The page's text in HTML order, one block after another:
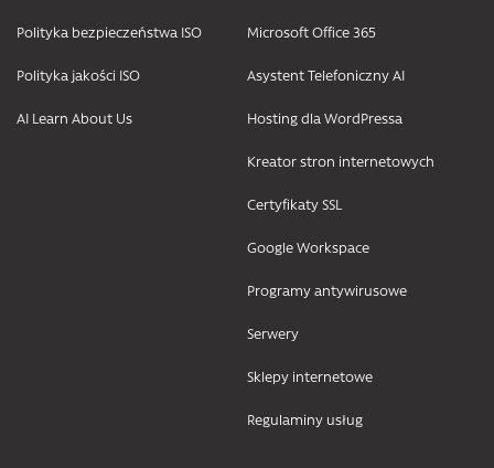
Polityka bezpieczeństwa ISO
Polityka jakości ISO
AI Learn About Us
Microsoft Office 365
Asystent Telefoniczny AI
Hosting dla WordPressa
Kreator stron internetowych
Certyfikaty SSL
Google Workspace
Programy antywirusowe
Serwery
Sklepy internetowe
Regulaminy usług